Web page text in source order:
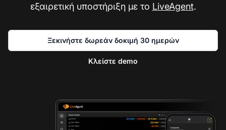
εξαιρετική υποστήριξη με το LiveAgent.
Ξεκινήστε δωρεάν δοκιμή 30 ημερών
Κλείστε demo